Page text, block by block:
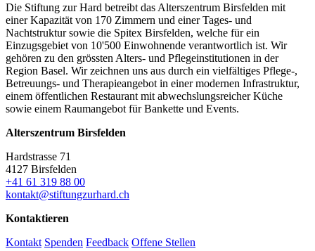
Die Stiftung zur Hard betreibt das Alterszentrum Birsfelden mit
einer Kapazität von 170 Zimmern und einer Tages- und
Nachtstruktur sowie die Spitex Birsfelden, welche für ein
Einzugsgebiet von 10'500 Einwohnende verantwortlich ist. Wir
gehören zu den grössten Alters- und Pflegeinstitutionen in der
Region Basel. Wir zeichnen uns aus durch ein vielfältiges Pflege-,
Betreuungs- und Therapieangebot in einer modernen Infrastruktur,
einem öffentlichen Restaurant mit abwechslungsreicher Küche
sowie einem Raumangebot für Bankette und Events.
Alterszentrum Birsfelden
Hardstrasse 71
4127 Birsfelden
+41 61 319 88 00
kontakt@stiftungzurhard.ch
Kontaktieren
Kontakt Spenden Feedback Offene Stellen